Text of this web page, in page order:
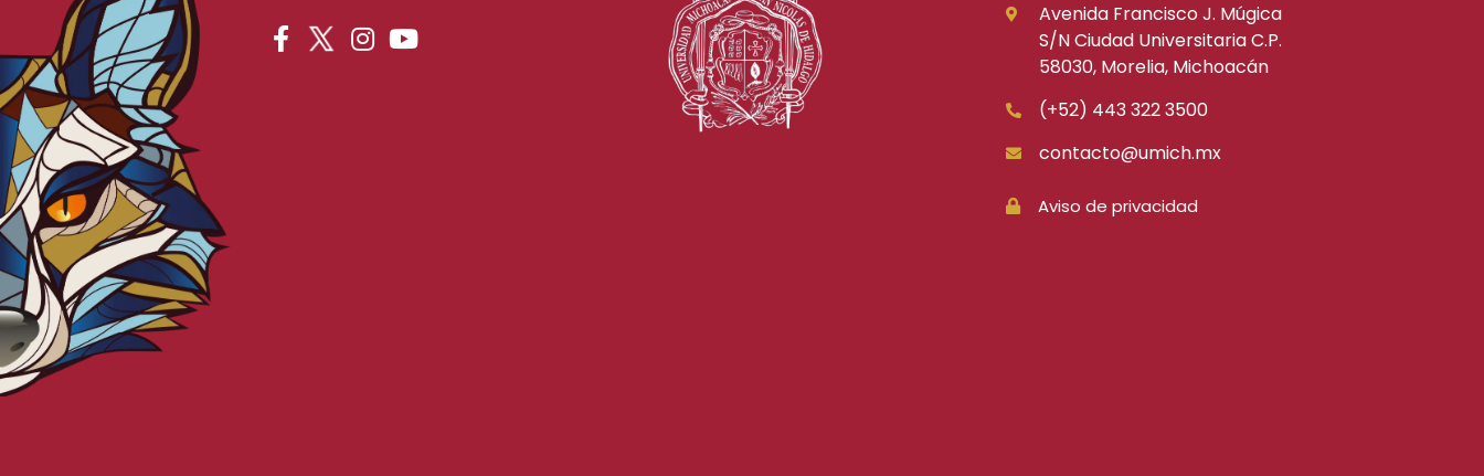
Avenida Francisco J. Múgica
S/N Ciudad Universitaria C.P.
58030, Morelia, Michoacán
(+52) 443 322 3500
contacto@umich.mx
Aviso de privacidad